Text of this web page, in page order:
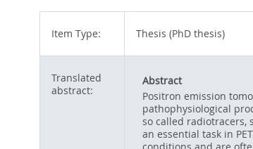
Item Type: Thesis (PhD thesis)
Translated
abstract:
Abstract
Positron emission
pathophysiological
so called radiotracers,
an essential task in